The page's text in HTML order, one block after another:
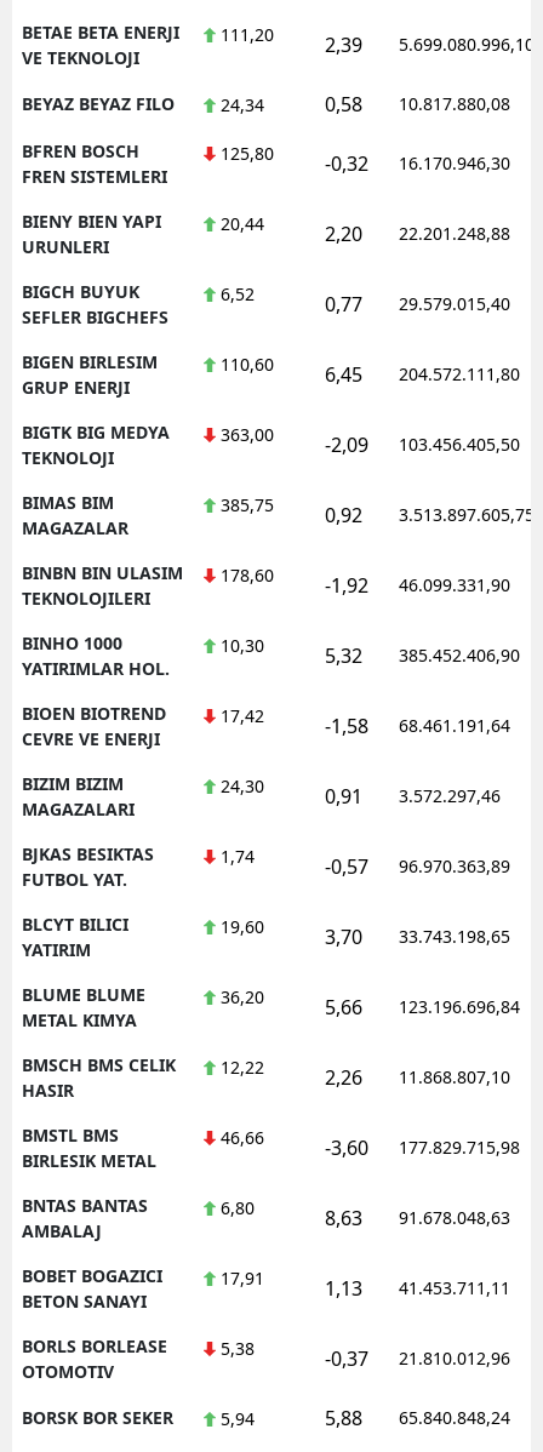
BETAE BETA ENERJI
VE TEKNOLOJI
111,20 2,39 5.699.080.996,10
BEYAZ BEYAZ FILO 24,34 0,58 10.817.880,08
BFREN BOSCH
FREN SISTEMLERI
125,80 -0,32 16.170.946,30
BIENY BIEN YAPI
URUNLERI
20,44 2,20 22.201.248,88
BIGCH BUYUK
SEFLER BIGCHEFS
6,52 0,77 29.579.015,40
BIGEN BIRLESIM
GRUP ENERJI
110,60 6,45 204.572.111,80
BIGTK BIG MEDYA
TEKNOLOJI
363,00 -2,09 103.456.405,50
BIMAS BIM
MAGAZALAR
385,75 0,92 3.513.897.605,75
BINBN BIN ULASIM
TEKNOLOJILERI
178,60 -1,92 46.099.331,90
BINHO 1000
YATIRIMLAR HOL.
10,30 5,32 385.452.406,90
BIOEN BIOTREND
CEVRE VE ENERJI
17,42 -1,58 68.461.191,64
BIZIM BIZIM
MAGAZALARI
24,30 0,91 3.572.297,46
BJKAS BESIKTAS
FUTBOL YAT.
1,74 -0,57 96.970.363,89
BLCYT BILICI
YATIRIM
19,60 3,70 33.743.198,65
BLUME BLUME
METAL KIMYA
36,20 5,66 123.196.696,84
BMSCH BMS CELIK
HASIR
12,22 2,26 11.868.807,10
BMSTL BMS
BIRLESIK METAL
46,66 -3,60 177.829.715,98
BNTAS BANTAS
AMBALAJ
6,80 8,63 91.678.048,63
BOBET BOGAZICI
BETON SANAYI
17,91 1,13 41.453.711,11
BORLS BORLEASE
OTOMOTIV
5,38 -0,37 21.810.012,96
BORSK BOR SEKER 5,94 5,88 65.840.848,24